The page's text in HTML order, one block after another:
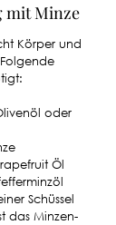
mit Minze
Körper und
oder
Öl
Schüssel
das Minzen-